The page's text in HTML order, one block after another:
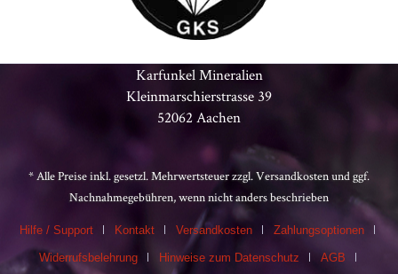
Karfunkel Mineralien
Kleinmarschierstrasse 39
52062 Aachen
* Alle Preise inkl. gesetzl. Mehrwertsteuer zzgl.Versandkostenund ggf.
Nachnahmegebühren, wenn nicht anders beschrieben
Hilfe / Support Kontakt Versandkosten Zahlungsoptionen
Widerrufsbelehrung Hinweise zum Datenschutz AGB